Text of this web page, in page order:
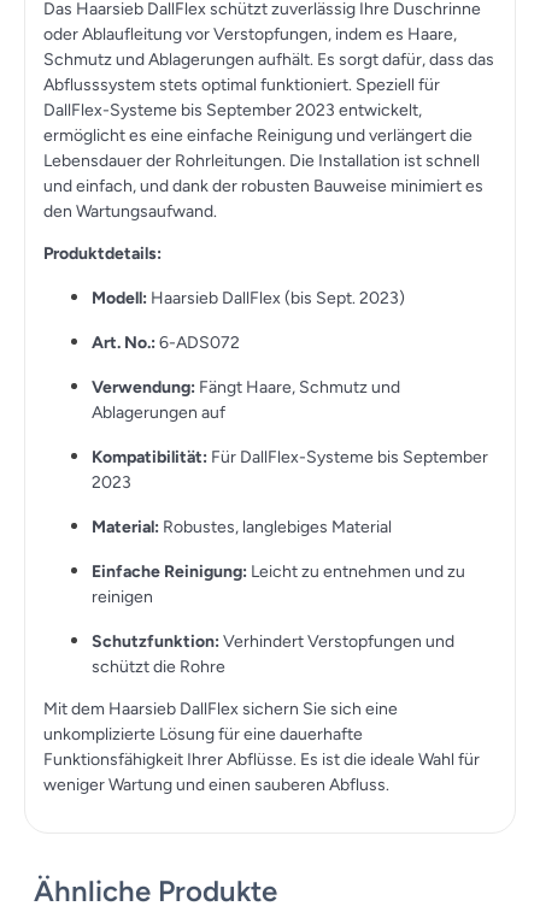
Das Haarsieb DallFlex schützt zuverlässig Ihre Duschrinne
oder Ablaufleitung vor Verstopfungen, indem es Haare,
Schmutz und Ablagerungen aufhält. Es sorgt dafür, dass das
Abflusssystem stets optimal funktioniert. Speziell für
DallFlex-Systeme bis September 2023 entwickelt,
ermöglicht es eine einfache Reinigung und verlängert die
Lebensdauer der Rohrleitungen. Die Installation ist schnell
und einfach, und dank der robusten Bauweise minimiert es
den Wartungsaufwand.
Produktdetails:
Modell: Haarsieb DallFlex (bis Sept. 2023)
Art. No.: 6-ADS072
Verwendung: Fängt Haare, Schmutz und
Ablagerungen auf
Kompatibilität: Für DallFlex-Systeme bis September
2023
Material: Robustes, langlebiges Material
Einfache Reinigung: Leicht zu entnehmen und zu
reinigen
Schutzfunktion: Verhindert Verstopfungen und
schützt die Rohre
Mit dem Haarsieb DallFlex sichern Sie sich eine
unkomplizierte Lösung für eine dauerhafte
Funktionsfähigkeit Ihrer Abflüsse. Es ist die ideale Wahl für
weniger Wartung und einen sauberen Abfluss.
Ähnliche Produkte